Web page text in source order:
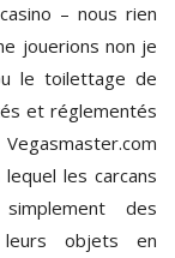
– nous rien
jouerions non je
le toilettage de
et réglementés
les carcans
des
objets en